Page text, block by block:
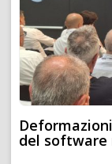
del software